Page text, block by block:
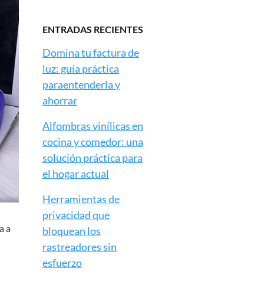
a
ENTRADAS RECIENTES
Domina tu factura de
luz: guía práctica
paraentenderla y
ahorrar
Alfombras vinílicas en
cocina y comedor: una
solución práctica para
el hogar actual
Herramientas de
privacidad que
bloquean los
rastreadores sin
esfuerzo